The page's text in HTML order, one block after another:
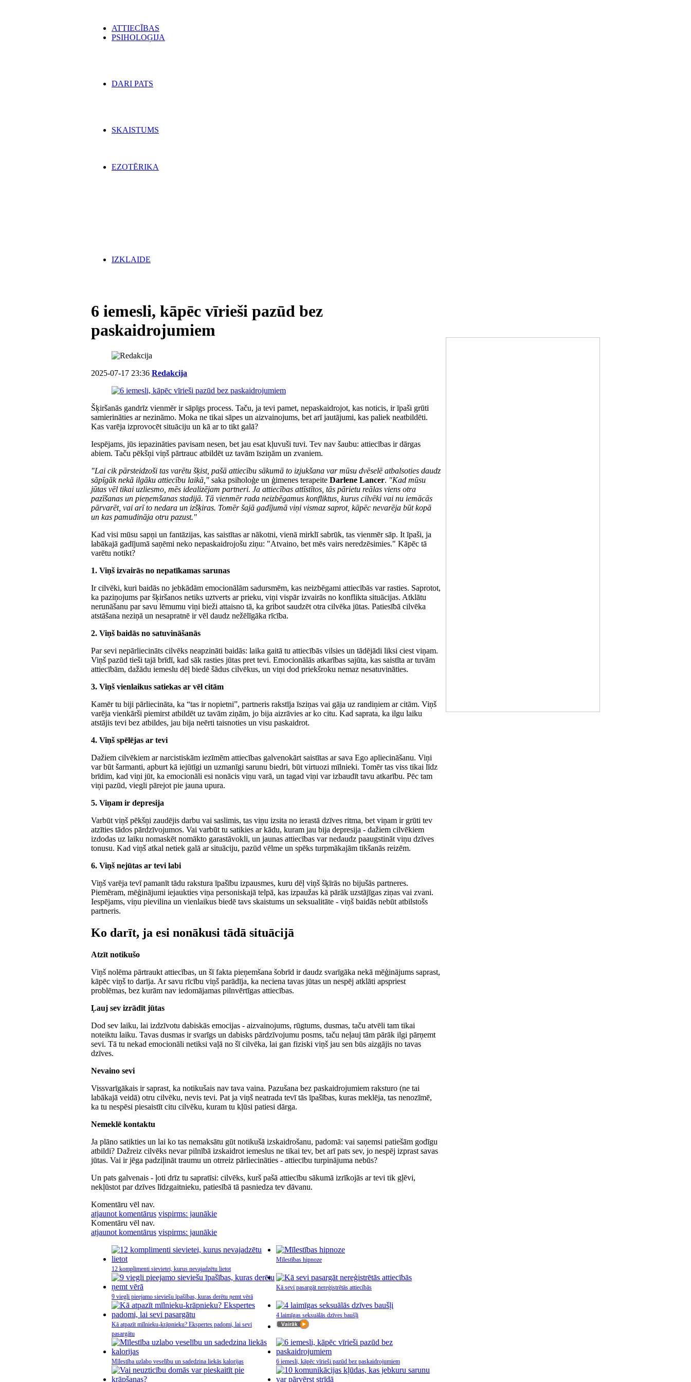
ATTIECĪBAS
PSIHOLOĢIJA
DARI PATS
SKAISTUMS
EZOTĒRIKA
IZKLAIDE
6 iemesli, kāpēc vīrieši pazūd bez
paskaidrojumiem
2025-07-17 23:36 Redakcija
Šķiršanās gandrīz vienmēr ir sāpīgs process. Taču, ja tevi pamet, nepaskaidrojot, kas noticis, ir īpaši grūti
samierināties ar nezināmo. Moka ne tikai sāpes un aizvainojums, bet arī jautājumi, kas paliek neatbildēti.
Kas varēja izprovocēt situāciju un kā ar to tikt galā?
Iespējams, jūs iepazināties pavisam nesen, bet jau esat kļuvuši tuvi. Tev nav šaubu: attiecības ir dārgas
abiem. Taču pēkšņi viņš pārtrauc atbildēt uz tavām īsziņām un zvaniem.
"Lai cik pārsteidzoši tas varētu šķist, pašā attiecību sākumā to izjukšana var mūsu dvēselē atbalsoties daudz
sāpīgāk nekā ilgāku attiecību laikā," saka psiholoģe un ģimenes terapeite Darlene Lancer. "Kad mūsu
jūtas vēl tikai uzliesmo, mēs idealizējam partneri. Ja attiecības attīstītos, tās pārietu reālas viens otra
pazīšanas un pieņemšanas stadijā. Tā vienmēr rada neizbēgamus konfliktus, kurus cilvēki vai nu iemācās
pārvarēt, vai arī to nedara un izšķiras. Tomēr šajā gadījumā viņi vismaz saprot, kāpēc nevarēja būt kopā
un kas pamudināja otru pazust."
Kad visi mūsu sapņi un fantāzijas, kas saistītas ar nākotni, vienā mirklī sabrūk, tas vienmēr sāp. It īpaši, ja
labākajā gadījumā saņēmi neko nepaskaidrojošu ziņu: "Atvaino, bet mēs vairs neredzēsimies." Kāpēc tā
varētu notikt?
1. Viņš izvairās no nepatīkamas sarunas
Ir cilvēki, kuri baidās no jebkādām emocionālām sadursmēm, kas neizbēgami attiecībās var rasties. Saprotot,
ka paziņojums par šķiršanos netiks uztverts ar prieku, viņi vispār izvairās no konflikta situācijas. Atklātu
nerunāšanu par savu lēmumu viņi bieži attaisno tā, ka gribot saudzēt otra cilvēka jūtas. Patiesībā cilvēka
atstāšana neziņā un nesapratnē ir vēl daudz nežēlīgāka rīcība.
2. Viņš baidās no satuvināšanās
Par sevi nepārliecināts cilvēks neapzināti baidās: laika gaitā tu attiecībās vilsies un tādējādi liksi ciest viņam.
Viņš pazūd tieši tajā brīdī, kad sāk rasties jūtas pret tevi. Emocionālās atkarības sajūta, kas saistīta ar tuvām
attiecībām, dažādu iemeslu dēļ biedē šādus cilvēkus, un viņi dod priekšroku nemaz nesatuvināties.
3. Viņš vienlaikus satiekas ar vēl citām
Kamēr tu biji pārliecināta, ka “tas ir nopietni”, partneris rakstīja īsziņas vai gāja uz randiņiem ar citām. Viņš
varēja vienkārši piemirst atbildēt uz tavām ziņām, jo bija aizrāvies ar ko citu. Kad saprata, ka ilgu laiku
atstājis tevi bez atbildes, jau bija neērti taisnoties un visu paskaidrot.
4. Viņš spēlējas ar tevi
Dažiem cilvēkiem ar narcistiskām iezīmēm attiecības galvenokārt saistītas ar sava Ego apliecināšanu. Viņi
var būt šarmanti, apburt kā iejūtīgi un uzmanīgi sarunu biedri, būt virtuozi mīlnieki. Tomēr tas viss tikai līdz
brīdim, kad viņi jūt, ka emocionāli esi nonācis viņu varā, un tagad viņi var izbaudīt tavu atkarību. Pēc tam
viņi pazūd, viegli pārejot pie jauna upura.
5. Viņam ir depresija
Varbūt viņš pēkšņi zaudējis darbu vai saslimis, tas viņu izsita no ierastā dzīves ritma, bet viņam ir grūti tev
atzīties tādos pārdzīvojumos. Vai varbūt tu satikies ar kādu, kuram jau bija depresija - dažiem cilvēkiem
izdodas uz laiku nomaskēt nomākto garastāvokli, un jaunas attiecības var nedaudz paaugstināt viņu dzīves
tonusu. Kad viņš atkal netiek galā ar situāciju, pazūd vēlme un spēks turpmākajām tikšanās reizēm.
6. Viņš nejūtas ar tevi labi
Viņš varēja tevī pamanīt tādu rakstura īpašību izpausmes, kuru dēļ viņš šķīrās no bijušās partneres.
Piemēram, mēģinājumi iejaukties viņa personiskajā telpā, kas izpaužas kā pārāk uzstājīgas ziņas vai zvani.
Iespējams, viņu pievilina un vienlaikus biedē tavs skaistums un seksualitāte - viņš baidās nebūt atbilstošs
partneris.
Ko darīt, ja esi nonākusi tādā situācijā
Atzīt notikušo
Viņš nolēma pārtraukt attiecības, un šī fakta pieņemšana šobrīd ir daudz svarīgāka nekā mēģinājums saprast,
kāpēc viņš to darīja. Ar savu rīcību viņš parādīja, ka neciena tavas jūtas un nespēj atklāti apspriest
problēmas, bez kurām nav iedomājamas pilnvērtīgas attiecības.
Ļauj sev izrādīt jūtas
Dod sev laiku, lai izdzīvotu dabiskās emocijas - aizvainojums, rūgtums, dusmas, taču atvēli tam tikai
noteiktu laiku. Tavas dusmas ir svarīgs un dabisks pārdzīvojumu posms, taču neļauj tām pārāk ilgi pārņemt
sevi. Tā tu nekad emocionāli netiksi vaļā no šī cilvēka, lai gan fiziski viņš jau sen būs aizgājis no tavas
dzīves.
Nevaino sevi
Vissvarīgākais ir saprast, ka notikušais nav tava vaina. Pazušana bez paskaidrojumiem raksturo (ne tai
labākajā veidā) otru cilvēku, nevis tevi. Pat ja viņš neatrada tevī tās īpašības, kuras meklēja, tas nenozīmē,
ka tu nespēsi piesaistīt citu cilvēku, kuram tu kļūsi patiesi dārga.
Nemeklē kontaktu
Ja plāno satikties un lai ko tas nemaksātu gūt notikušā izskaidrošanu, padomā: vai saņemsi patiešām godīgu
atbildi? Dažreiz cilvēks nevar pilnībā izskaidrot iemeslus ne tikai tev, bet arī pats sev, jo nespēj izprast savas
jūtas. Vai ir jēga padziļināt traumu un otrreiz pārliecināties - attiecību turpinājuma nebūs?
Un pats galvenais - ļoti drīz tu sapratīsi: cilvēks, kurš pašā attiecību sākumā izrīkojās ar tevi tik gļēvi,
nekļūstot par dzīves līdzgaitnieku, patiesībā tā pasniedza tev dāvanu.
Komentāru vēl nav.
atjaunot komentārus vispirms: jaunākie
Komentāru vēl nav.
atjaunot komentārus vispirms: jaunākie
12 komplimenti sievietei, kurus nevajadzētu lietot
Mīlestības hipnoze
9 viegli pieejamo sieviešu īpašības, kuras derētu ņemt vērā
Kā sevi pasargāt nereģistrētās attiecībās
Kā atpazīt mīlnieku-krāpnieku? Ekspertes padomi, lai sevi
pasargātu
4 laimīgas seksuālās dzīves baušļi
Mīlestība uzlabo veselību un sadedzina liekās kalorijas 6 iemesli, kāpēc vīrieši pazūd bez paskaidrojumiem